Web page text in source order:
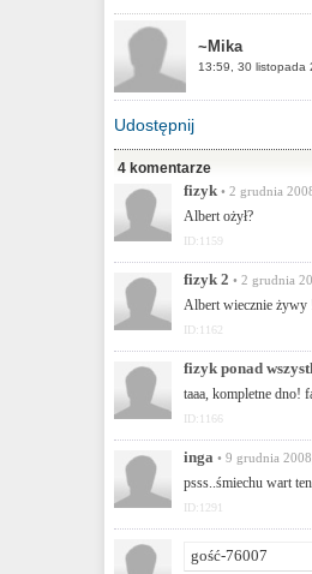
~Mika
13:59, 30 listopada
Udostępnij
4 komentarze
fizyk • 2 grudnia
Albert ożył?
ID:1159
fizyk 2 • 2 grudnia
Albert wiecznie żywy
ID:1162
fizyk ponad
taaa, kompletne dno!
ID:1166
inga • 9 grudnia
psss..śmiechu wart
ID:1291